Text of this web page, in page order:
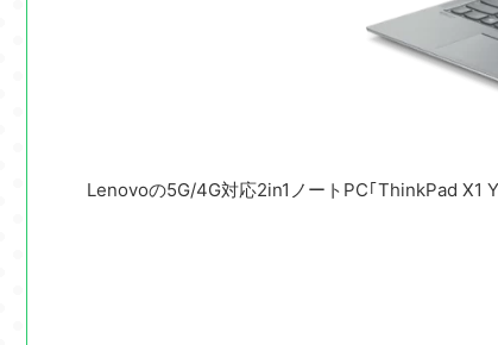
Lenovoの5G/4G対応2in1ノートPC｢ThinkPad X1